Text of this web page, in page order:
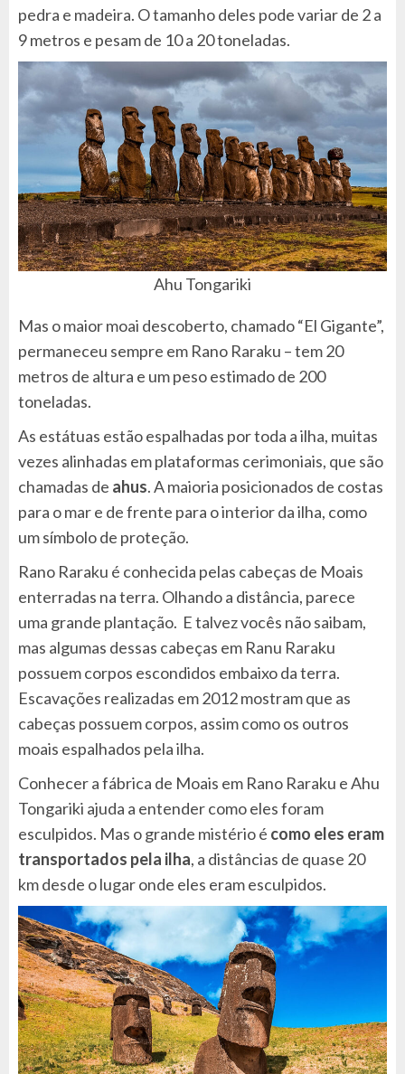
pedra e madeira. O tamanho deles pode variar de 2 a
9 metros e pesam de 10 a 20 toneladas.
Ahu Tongariki
Mas o maior moai descoberto, chamado “El Gigante”,
permaneceu sempre em Rano Raraku – tem 20
metros de altura e um peso estimado de 200
toneladas.
As estátuas estão espalhadas por toda a ilha, muitas
vezes alinhadas em plataformas cerimoniais, que são
chamadas de ahus. A maioria posicionados de costas
para o mar e de frente para o interior da ilha, como
um símbolo de proteção.
Rano Raraku é conhecida pelas cabeças de Moais
enterradas na terra. Olhando a distância, parece
uma grande plantação. E talvez vocês não saibam,
mas algumas dessas cabeças em Ranu Raraku
possuem corpos escondidos embaixo da terra.
Escavações realizadas em 2012 mostram que as
cabeças possuem corpos, assim como os outros
moais espalhados pela ilha.
Conhecer a fábrica de Moais em Rano Raraku e Ahu
Tongariki ajuda a entender como eles foram
esculpidos. Mas o grande mistério é como eles eram
transportados pela ilha, a distâncias de quase 20
km desde o lugar onde eles eram esculpidos.